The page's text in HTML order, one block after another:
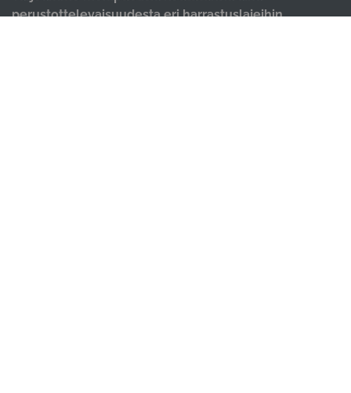
perustottelevaisuudesta eri harrastuslajeihin.